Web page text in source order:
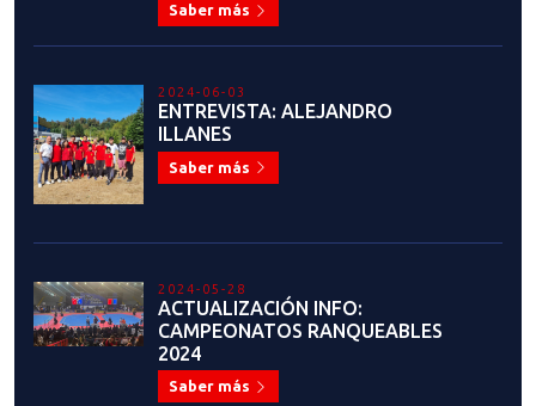
Saber más
2024-06-03
ENTREVISTA: ALEJANDRO
ILLANES
Saber más
2024-05-28
ACTUALIZACIÓN INFO:
CAMPEONATOS RANQUEABLES
2024
Saber más